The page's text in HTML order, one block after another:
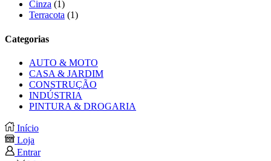
Cinza (1)
Terracota (1)
Categorias
AUTO & MOTO
CASA & JARDIM
CONSTRUÇÃO
INDÚSTRIA
PINTURA & DROGARIA
Início
Loja
Entrar